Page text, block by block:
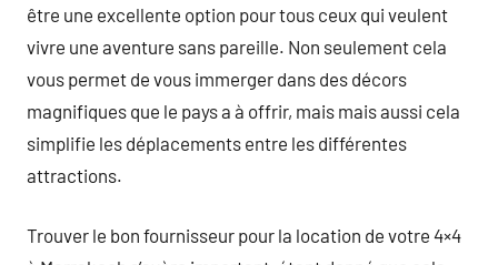
être une excellente option pour tous ceux qui veulent
vivre une aventure sans pareille. Non seulement cela
vous permet de vous immerger dans des décors
magnifiques que le pays a à offrir, mais mais aussi cela
simplifie les déplacements entre les différentes
attractions.
Trouver le bon fournisseur pour la location de votre 4×4